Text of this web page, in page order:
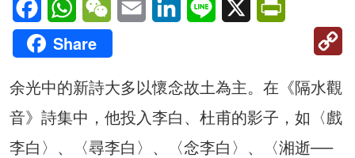
Share
余光中的新詩大多以懷念故土為主。在《隔水觀
音》詩集中，他投入李白、杜甫的影子，如〈戲
李白〉、〈尋李白〉、〈念李白〉、〈湘逝──